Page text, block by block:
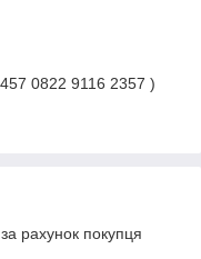
0822 9116 2357 )
рахунок покупця